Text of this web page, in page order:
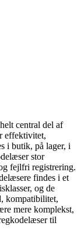
central del af
effektivitet,
i butik, på lager, i
stor
fejlfri registrering.
findes i et
og de
kompatibilitet,
mere komplekst,
til